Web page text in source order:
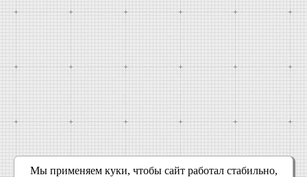
Мы применяем куки, чтобы сайт работал стабильно,